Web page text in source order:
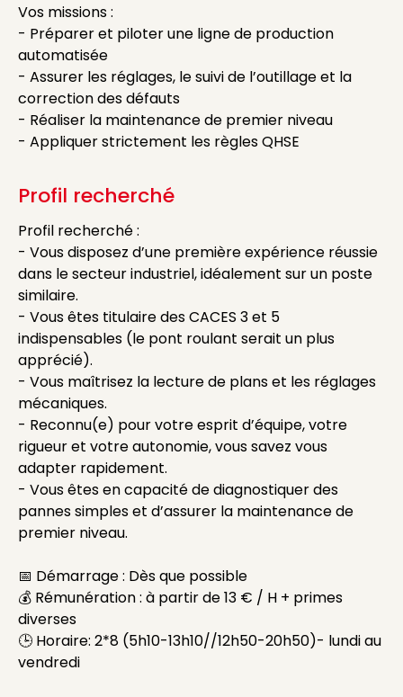
Vos missions :
- Préparer et piloter une ligne de production
automatisée
- Assurer les réglages, le suivi de l’outillage et la
correction des défauts
- Réaliser la maintenance de premier niveau
- Appliquer strictement les règles QHSE
Profil recherché
Profil recherché :
- Vous disposez d’une première expérience réussie
dans le secteur industriel, idéalement sur un poste
similaire.
- Vous êtes titulaire des CACES 3 et 5
indispensables (le pont roulant serait un plus
apprécié).
- Vous maîtrisez la lecture de plans et les réglages
mécaniques.
- Reconnu(e) pour votre esprit d’équipe, votre
rigueur et votre autonomie, vous savez vous
adapter rapidement.
- Vous êtes en capacité de diagnostiquer des
pannes simples et d’assurer la maintenance de
premier niveau.
📅 Démarrage : Dès que possible
💰 Rémunération : à partir de 13 € / H + primes
diverses
🕒 Horaire: 2*8 (5h10-13h10//12h50-20h50)- lundi au
vendredi